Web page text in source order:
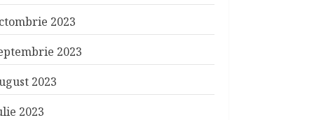
2023
2023
2023
2023